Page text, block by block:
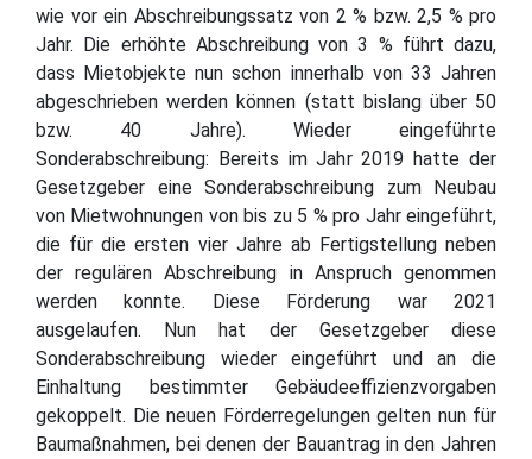
wie vor ein Abschreibungssatz von 2 % bzw. 2,5 % pro
Jahr. Die erhöhte Abschreibung von 3 % führt dazu,
dass Mietobjekte nun schon innerhalb von 33 Jahren
abgeschrieben werden können (statt bislang über 50
bzw. 40 Jahre). Wieder eingeführte
Sonderabschreibung: Bereits im Jahr 2019 hatte der
Gesetzgeber eine Sonderabschreibung zum Neubau
von Mietwohnungen von bis zu 5 % pro Jahr eingeführt,
die für die ersten vier Jahre ab Fertigstellung neben
der regulären Abschreibung in Anspruch genommen
werden konnte. Diese Förderung war 2021
ausgelaufen. Nun hat der Gesetzgeber diese
Sonderabschreibung wieder eingeführt und an die
Einhaltung bestimmter Gebäudeeffizienzvorgaben
gekoppelt. Die neuen Förderregelungen gelten nun für
Baumaßnahmen, bei denen der Bauantrag in den Jahren